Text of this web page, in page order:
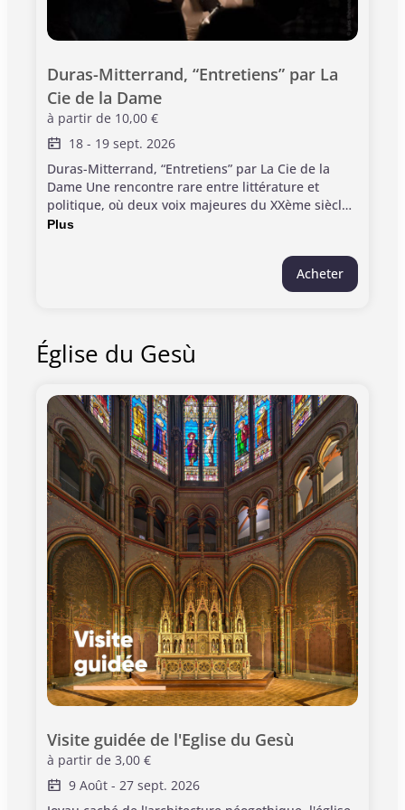
Duras-Mitterrand, “Entretiens” par La
Cie de la Dame
à partir de 10,00 €
18 - 19 sept. 2026
Duras-Mitterrand, “Entretiens” par La Cie de la
Dame Une rencontre rare entre littérature et
politique, où deux voix majeures du XXème siècle
se révèlent dans toute leur humanité. Par hasard,
Marguerite Duras et François Mitterand chez Folio,
Corinne Mariotto et Denis Rey ont envie de
partager l’évidence de ces textes sur scène. Plus
minutes inclus) > Jauge limitée à 80 participants >
Tous publics, adultes et conseillé à partir de 12
aux monuments
Plus
Acheter
Église du Gesù
Visite guidée de l'Eglise du Gesù
à partir de 3,00 €
9 Août - 27 sept. 2026